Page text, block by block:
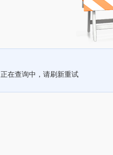
正在查询中，请刷新重试